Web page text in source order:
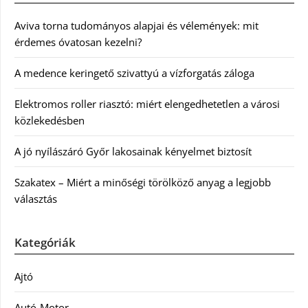
Aviva torna tudományos alapjai és vélemények: mit
érdemes óvatosan kezelni?
A medence keringető szivattyú a vízforgatás záloga
Elektromos roller riasztó: miért elengedhetetlen a városi
közlekedésben
A jó nyílászáró Győr lakosainak kényelmet biztosít
Szakatex – Miért a minőségi törölköző anyag a legjobb
választás
Kategóriák
Ajtó